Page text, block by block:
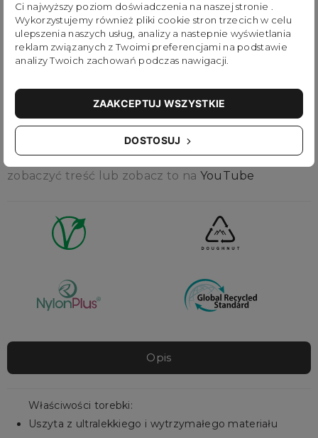
rzeczywistego świata, lecz sposób na realizację
marzeń. Dlatego warto mieć w codziennym życiu
produkt, który przypomina nam o naszym hobby, a
Zgoda na marketingowe pliki cookiejest wymagana, aby
zobaczyć treść lub zobacz to na YouTube
Opis
Właściwości torebki:
Uszyta z ultralekkiego i wytrzymałego materiału
Ci najwyższy poziom doświadczenia na naszej stronie .
Wykorzystujemy również pliki cookie stron trzecich w celu
ulepszenia naszych usług, analizy a nastepnie wyświetlania
reklam związanych z Twoimi preferencjami na podstawie
analizy Twoich zachowań podczas nawigacji.
DOSTOSUJ
ZAAKCEPTUJ WSZYSTKIE